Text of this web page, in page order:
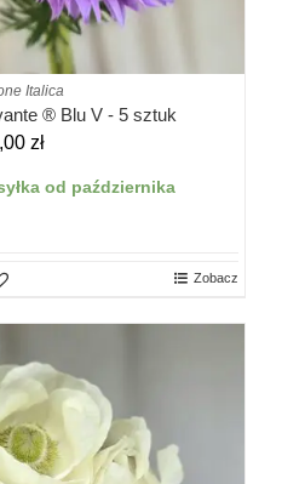
Italica
® Blu V - 5 sztuk
zł
od października
Zobacz